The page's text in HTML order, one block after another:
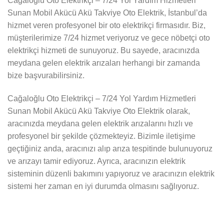
Sunan Mobil Akücü Akü Takviye Oto Elektrik, İstanbul’da
hizmet veren profesyonel bir oto elektrikçi firmasıdır. Biz,
müşterilerimize 7/24 hizmet veriyoruz ve gece nöbetçi oto
elektrikçi hizmeti de sunuyoruz. Bu sayede, aracınızda
meydana gelen elektrik arızaları herhangi bir zamanda
bize başvurabilirsiniz.
Cağaloğlu Oto Elektrikçi – 7/24 Yol Yardım Hizmetleri
Sunan Mobil Akücü Akü Takviye Oto Elektrik olarak,
aracınızda meydana gelen elektrik arızalarını hızlı ve
profesyonel bir şekilde çözmekteyiz. Bizimle iletişime
geçtiğiniz anda, aracınızı alıp arıza tespitinde bulunuyoruz
ve arızayı tamir ediyoruz. Ayrıca, aracınızın elektrik
sisteminin düzenli bakımını yapıyoruz ve aracınızın elektrik
sistemi her zaman en iyi durumda olmasını sağlıyoruz.